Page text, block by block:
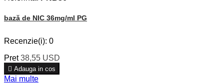
bază de NIC 36mg/ml PG
Recenzie(i): 0
Pret 38,55 USD
 Adauga in cos
Mai multe